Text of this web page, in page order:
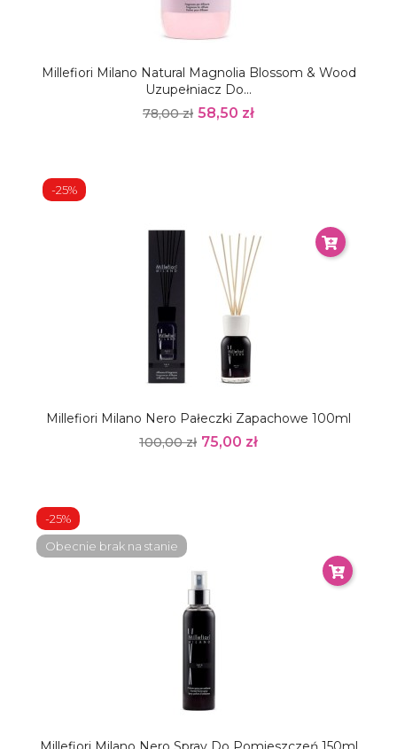
Millefiori Milano Natural Magnolia Blossom & Wood
Uzupełniacz Do...
78,00 zł 58,50 zł
Millefiori Milano Nero Pałeczki Zapachowe 100ml
100,00 zł 75,00 zł
-25%
-25%
Obecnie brak na stanie